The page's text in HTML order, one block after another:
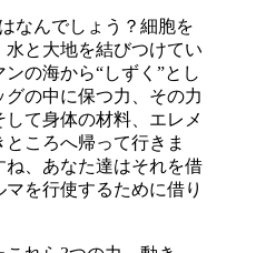
なんでしょう？細胞を
と大地を結びつけてい
の海から“しずく”とし
の中に保つ力、その力
て身体の材料、エレメ
ころへ帰って行きま
、あなた達はそれを借
を行使するために借り